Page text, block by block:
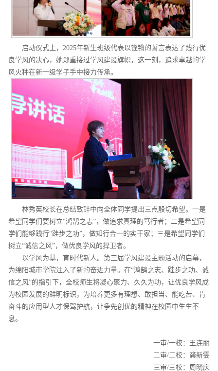
启动仪式上，2025年新生班级代表以铿锵的誓言表达了践行优
良学风的决心，她郑重接过学风建设旗帜，这一刻，追求卓越的学
风火种在新一级学子手中接力传承。
林秀英校长在总结致辞中向全体同学提出三点殷切希望。一是
希望同学们要树立“鸿鹄之志”，做追求真理的笃行者；二是希望同
学们能够践行“跬步之功”，做知行合一的实干家；三是希望同学们
树立“诚信之风”，做优良学风的捍卫者。
以学风为基，育时代新人。第三届学风建设主题活动的启幕，
为绵阳城市学院注入了新的奋进力量。在“鸿鹄之志、跬步之功、诚
信之风”的指引下，全校师生将凝心聚力、久久为功，让优良学风成
为校园发展的鲜明标识，为培养更多有理想、敢担当、能吃苦、肯
奋斗的应用型人才保驾护航，让争先创优的精神在校园中生生不
息。
一审/一校：王连丽
二审/二校：龚新雯
三审/三校：周晓庆